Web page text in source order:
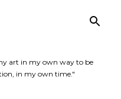
art in my own way to be
in my own time."